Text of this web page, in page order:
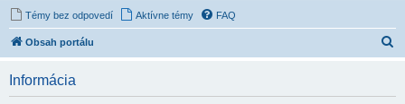
Témy bez odpovedí Aktívne témy FAQ
Obsah portálu
Informácia